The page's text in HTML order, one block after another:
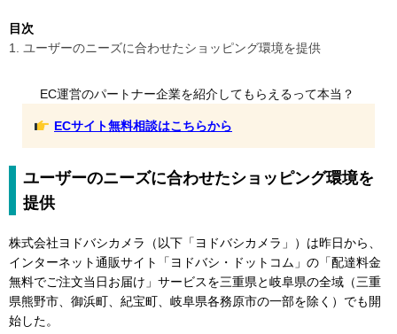
目次
1. ユーザーのニーズに合わせたショッピング環境を提供
EC運営のパートナー企業を紹介してもらえるって本当？
ECサイト無料相談はこちらから
ユーザーのニーズに合わせたショッピング環境を
提供
株式会社ヨドバシカメラ（以下「ヨドバシカメラ」）は昨日から、
インターネット通販サイト「ヨドバシ・ドットコム」の「配達料金
無料でご注文当日お届け」サービスを三重県と岐阜県の全域（三重
県熊野市、御浜町、紀宝町、岐阜県各務原市の一部を除く）でも開
始した。